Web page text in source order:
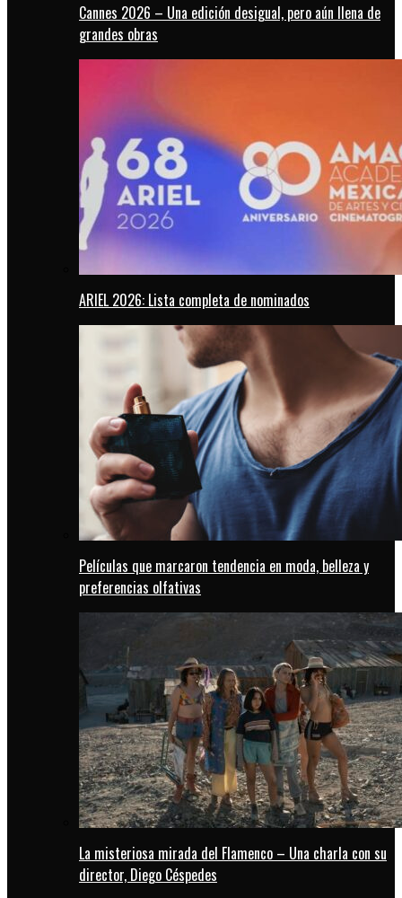
Cannes 2026 – Una edición desigual, pero aún llena de
grandes obras
ARIEL 2026: Lista completa de nominados
Películas que marcaron tendencia en moda, belleza y
preferencias olfativas
La misteriosa mirada del Flamenco – Una charla con su
director, Diego Céspedes